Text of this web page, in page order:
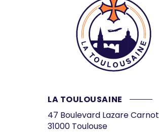
LA TOULOUSAINE
47 Boulevard Lazare Carnot
31000 Toulouse